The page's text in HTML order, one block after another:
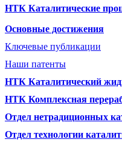
НТК Каталитические
Основные достижения
Ключевые публикации
Наши патенты
НТК Каталитический
НТК Комплексная
Отдел нетрадиционных
Отдел технологии